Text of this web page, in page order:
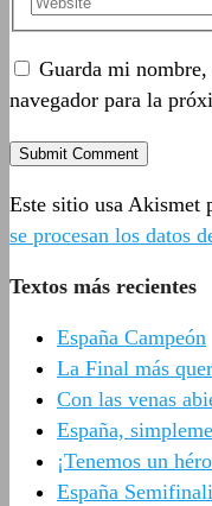
Guarda mi
navegador para la
Este sitio usa Akismet
se procesan los datos
Textos más recientes
España Campeón
La Final más
Con las venas
España,
¡Tenemos un
España